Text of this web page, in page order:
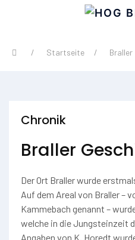
Startseite Braller
Chronik
Braller
Der Ort Braller wurde
Auf dem Areal von Braller –
Kammebach genannt –
welche in die Jungsteinzeit
Angaben von K. Horedt